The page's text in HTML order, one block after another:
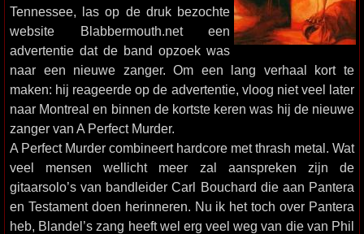
Tennessee, las op de druk bezochte
website Blabbermouth.net een
advertentie dat de band opzoek was
naar een nieuwe zanger. Om een lang verhaal kort te
maken: hij reageerde op de advertentie, vloog niet veel later
naar Montreal en binnen de kortste keren was hij de nieuwe
zanger van A Perfect Murder.
A Perfect Murder combineert hardcore met thrash metal. Wat
veel mensen wellicht meer zal aanspreken zijn de
gitaarsolo’s van bandleider Carl Bouchard die aan Pantera
en Testament doen herinneren. Nu ik het toch over Pantera
heb, Blandel’s zang heeft wel erg veel weg van die van Phil